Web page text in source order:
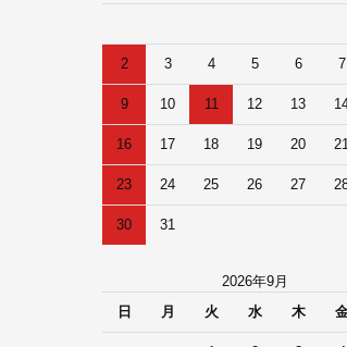
2 3 4 5 6 7
9 10 11 12 13
16 17 18 19 20 21
23 24 25 26 27
30 31
2026年9月
日
月 火 水 木